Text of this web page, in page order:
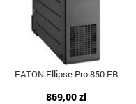
EATON Ellipse Pro 850 FR
869,00 zł